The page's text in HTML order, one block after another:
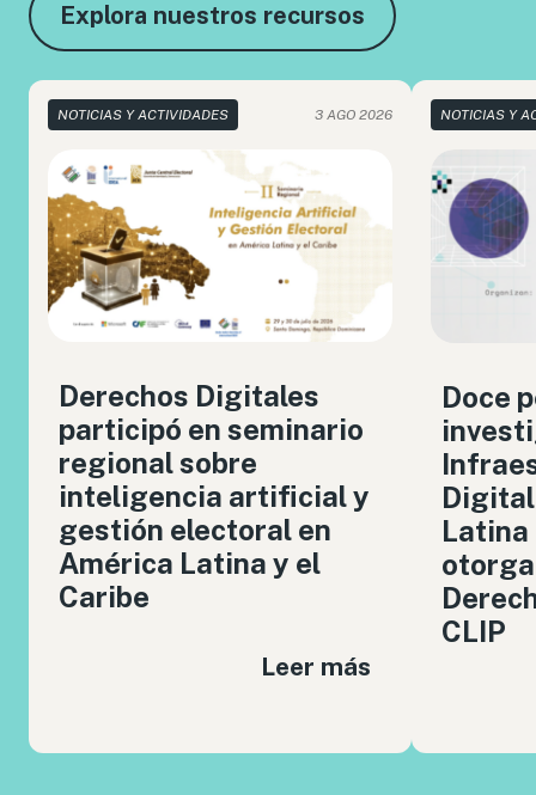
Explora nuestros recursos
NOTICIAS Y ACTIVIDADES 3 AGO 2026
Derechos Digitales
participó en seminario
regional sobre
inteligencia artificial y
gestión electoral en
América Latina y el
Caribe
Leer más
NOTICIAS Y
Doce
Latina
CLIP